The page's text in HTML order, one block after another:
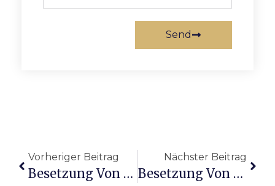
Send
Vorheriger Beitrag
Besetzung Von Blackkklansman
Nächster Beitrag
Besetzung Von Die Drei ??? Und Der Karpatenhund